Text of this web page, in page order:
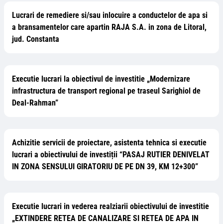
Lucrari de remediere si/sau inlocuire a conductelor de apa si
a bransamentelor care apartin RAJA S.A. in zona de Litoral,
jud. Constanta
Executie lucrari la obiectivul de investitie „Modernizare
infrastructura de transport regional pe traseul Sarighiol de
Deal-Rahman”
Achizitie servicii de proiectare, asistenta tehnica si executie
lucrari a obiectivului de investiții “PASAJ RUTIER DENIVELAT
IN ZONA SENSULUI GIRATORIU DE PE DN 39, KM 12+300”
Executie lucrari in vederea realziarii obiectivului de investitie
„EXTINDERE RETEA DE CANALIZARE SI RETEA DE APA IN